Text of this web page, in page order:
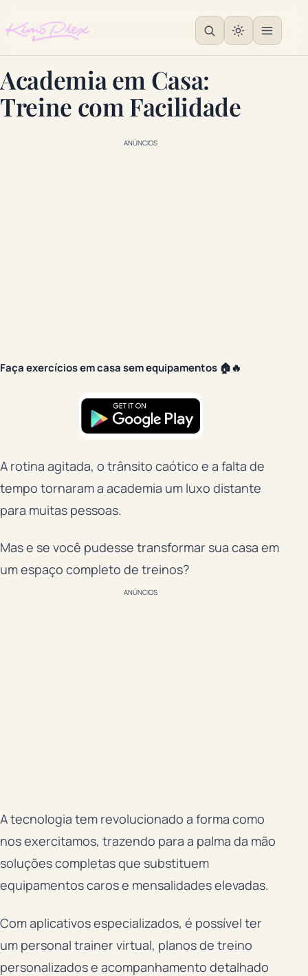
Academia em Casa:
Treine com Facilidade
ANÚNCIOS
Faça exercícios em casa sem equipamentos 🏠🔥
A rotina agitada, o trânsito caótico e a falta de
tempo tornaram a academia um luxo distante
para muitas pessoas.
Mas e se você pudesse transformar sua casa em
um espaço completo de treinos?
ANÚNCIOS
A tecnologia tem revolucionado a forma como
nos exercitamos, trazendo para a palma da mão
soluções completas que substituem
equipamentos caros e mensalidades elevadas.
Com aplicativos especializados, é possível ter
um personal trainer virtual, planos de treino
personalizados e acompanhamento detalhado